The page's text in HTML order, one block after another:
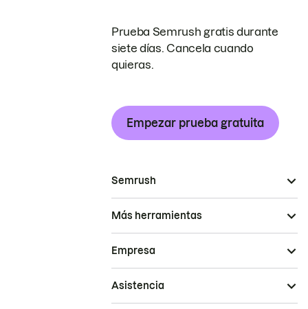
Prueba Semrush gratis durante
siete días. Cancela cuando
quieras.
Empezar prueba gratuita
Semrush
Más herramientas
Empresa
Asistencia